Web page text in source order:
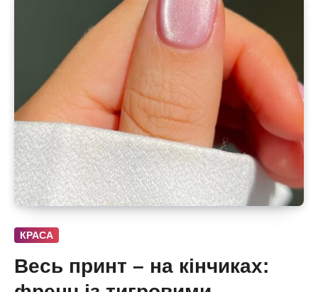
КРАСА
Весь принт – на кінчиках: